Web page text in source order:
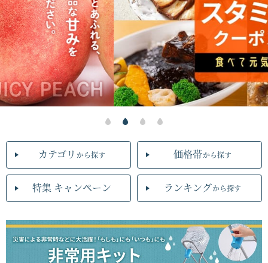
カテゴリ から探す 価格帯から探す
特集 キャンペーン ランキングから探す